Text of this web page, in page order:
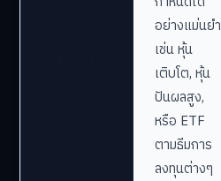
อย่างแม่นยำ
เช่น หุ้น
เติบโต, หุ้น
ปันผลสูง,
หรือ ETF
ตามธีมการ
ลงทุนต่างๆ